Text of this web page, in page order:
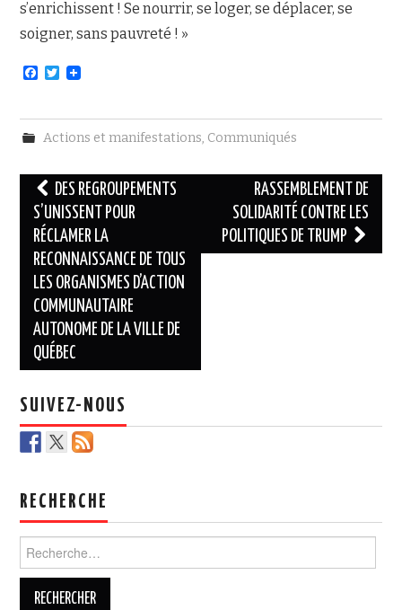
s’enrichissent ! Se nourrir, se loger, se déplacer, se
soigner, sans pauvreté ! »
F
e
b
o
k
T
t
t
e
Actions et manifestations, Communiqués
Navigation
des
articles
DES REGROUPEMENTS
S’UNISSENT POUR
RÉCLAMER LA
RECONNAISSANCE DE TOUS
LES ORGANISMES D’ACTION
COMMUNAUTAIRE
AUTONOME DE LA VILLE DE
QUÉBEC
RASSEMBLEMENT DE
SOLIDARITÉ CONTRE LES
POLITIQUES DE TRUMP
SUIVEZ-NOUS
RECHERCHE